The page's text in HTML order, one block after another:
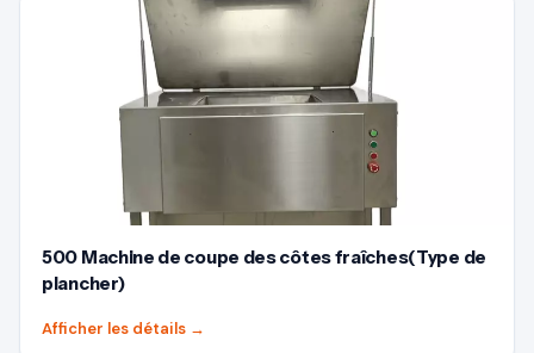
500 Machine de coupe des côtes fraîches(Type de
plancher)
Afficher les détails →